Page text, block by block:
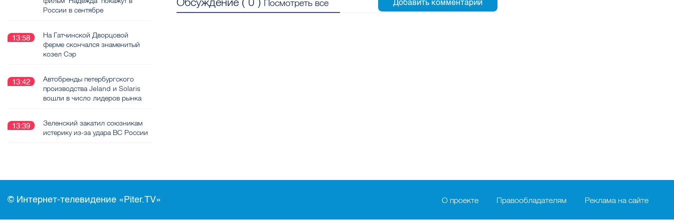
Посмотреть все
России в сентябре
13:58
На Гатчинской Дворцовой
ферме скончался знаменитый
козел Сэр
13:42
Автобренды петербургского
производства Jeland и Solaris
вошли в число лидеров рынка
13:39
Зеленский закатил союзникам
истерику из-за удара ВС России
© Интернет-телевидение «Piter.TV» О проекте Правообладателям Реклама на сайте